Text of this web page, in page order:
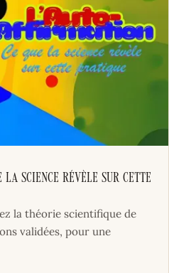
la science révèle sur cette
la théorie scientifique de
validées, pour une